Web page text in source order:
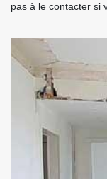
pas à le contacter si